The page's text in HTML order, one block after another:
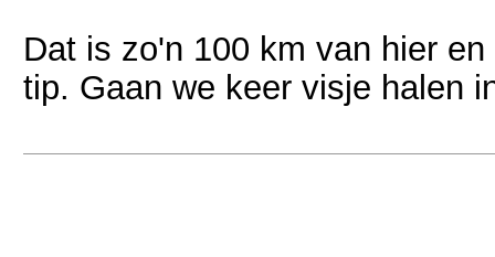
Dat is zo'n 100 km van hier
tip. Gaan we keer visje halen